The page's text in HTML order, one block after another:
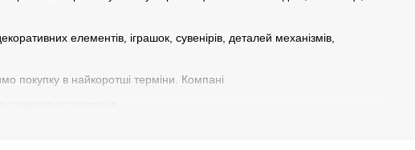
елементів, іграшок, сувенірів, деталей механізмів,
покупку в найкоротші терміни. Компані